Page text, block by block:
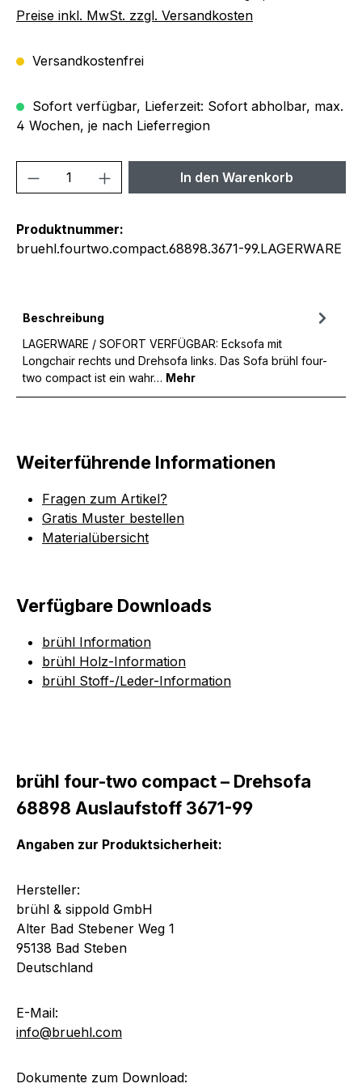
Preise inkl. MwSt. zzgl. Versandkosten
Versandkostenfrei
Sofort verfügbar, Lieferzeit: Sofort abholbar, max.
4 Wochen, je nach Lieferregion
Produkt Anzahl: Gib denIn den Warenkorb
Produktnummer:
bruehl.fourtwo.compact.68898.3671-99.LAGERWARE
Beschreibung
LAGERWARE / SOFORT VERFÜGBAR: Ecksofa mit
Longchair rechts und Drehsofa links. Das Sofa brühl four-
two compact ist ein wahr… Mehr
Weiterführende Informationen
Fragen zum Artikel?
Gratis Muster bestellen
Materialübersicht
Verfügbare Downloads
brühl Information
brühl Holz-Information
brühl Stoff-/Leder-Information
brühl four-two compact – Drehsofa
68898 Auslaufstoff 3671-99
Angaben zur Produktsicherheit:
Hersteller:
brühl & sippold GmbH
Alter Bad Stebener Weg 1
95138 Bad Steben
Deutschland
E-Mail:
info@bruehl.com
Dokumente zum Download: